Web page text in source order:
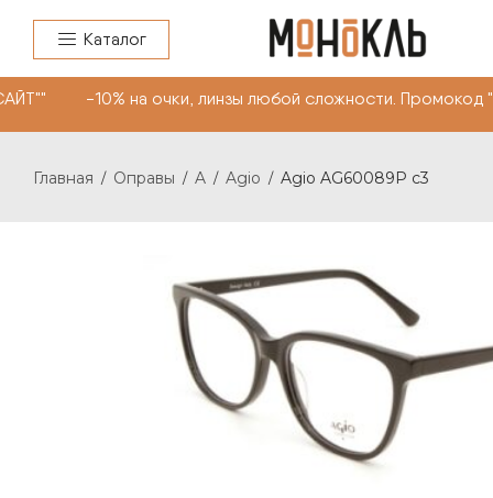
Каталог
-10% на очки, линзы любой сложности.
Главная / Оправы / A / Agio / Agio AG60089P c3